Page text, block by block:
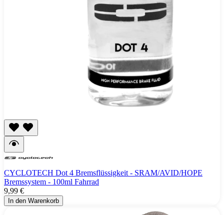
CYCLOTECH Dot 4 Bremsflüssigkeit - SRAM/AVID/HOPE
Bremssystem - 100ml Fahrrad
9,99 €
In den Warenkorb